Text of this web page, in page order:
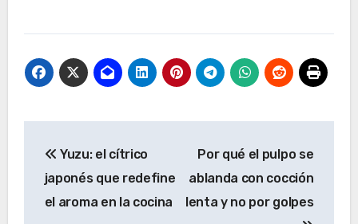
de
entradas
Yuzu: el cítrico
japonés que redefine
el aroma en la cocina
Por qué el pulpo se
ablanda con cocción
lenta y no por golpes